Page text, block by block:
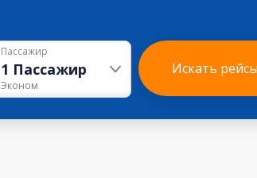
Пассажир
1 Пассажир
Эконом
Искать рейсы